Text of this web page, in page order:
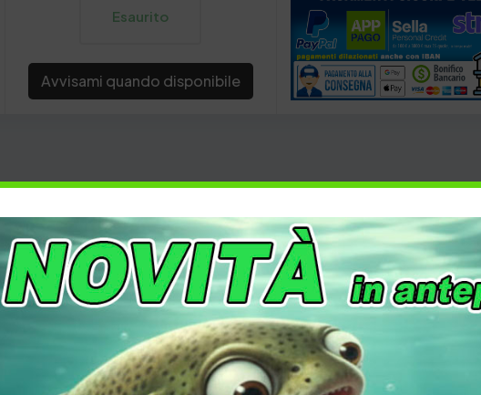
Esaurito
Avvisami quando disponibile
13 CM NINO